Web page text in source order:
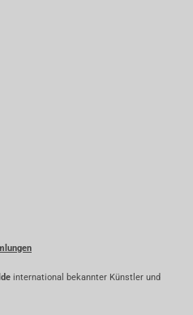
international bekannter Künstler und